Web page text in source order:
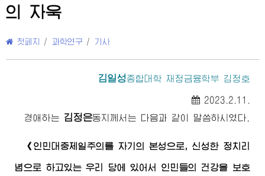
의 자욱
첫페지 / 과학연구 / 기사
김일성종합대학 재정금융학부 김정호
2023.2.11.
경애하는 김정은동지 께서는 다음과 같이 말씀하시였다.
《인민대중제일주의를 자기의 본성으로, 신성한 정치리
념으로 하고있는 우리 당에 있어서 인민들의 건강을 보호